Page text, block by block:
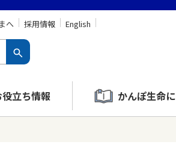
へ 採用情報 English
立ち情報 かんぽ生命